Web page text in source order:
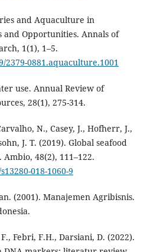
and Aquaculture in
and Opportunities. Annals of
1(1), 1–5.
2379-0881.aquaculture.1001
use. Annual Review of
28(1), 275-314.
N., Casey, J., Hofherr, J.,
J. T. (2019). Global seafood
48(2), 111–122.
018-1060-9
(2001). Manajemen Agribisnis.
Febri, F.H., Darsiani, D. (2022).